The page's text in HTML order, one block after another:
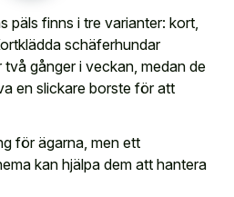
päls finns i tre varianter: kort,
schäferhundar
gånger i veckan, medan de
en slickare borste för att
för ägarna, men ett
kan hjälpa dem att hantera